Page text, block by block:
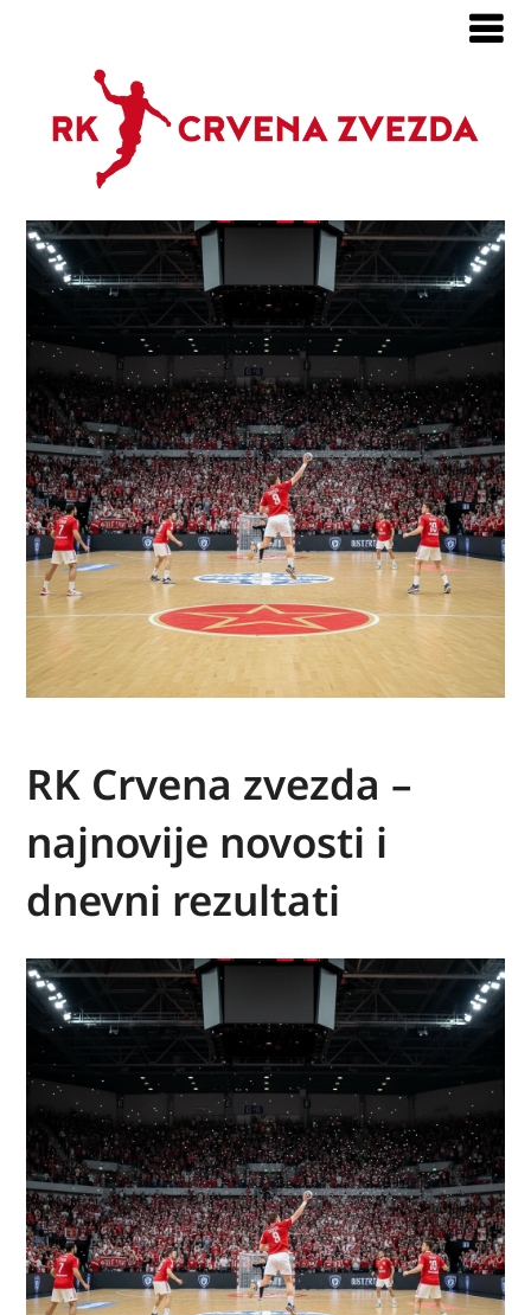
RK Crvena zvezda –
najnovije novosti i
dnevni rezultati